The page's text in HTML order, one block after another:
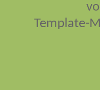
Template-